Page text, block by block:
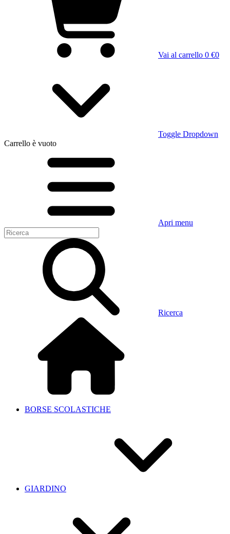
Vai al carrello 0 €0
Toggle Dropdown
Carrello è vuoto
Apri menu
Ricerca
BORSE SCOLASTICHE
GIARDINO